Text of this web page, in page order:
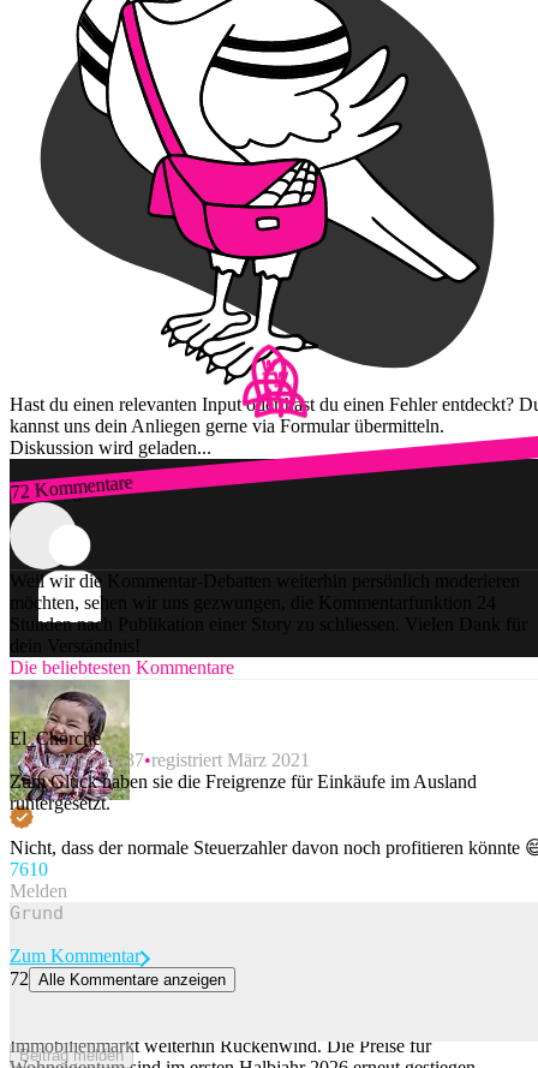
Hast du einen relevanten Input oder hast du einen Fehler entdeckt?
kannst uns dein Anliegen gerne via Formular übermitteln.
Diskussion wird geladen...
72 Kommentare
Zum Login
Weil wir die Kommentar-Debatten weiterhin persönlich moderieren
möchten, sehen wir uns gezwungen, die Kommentarfunktion 24
Stunden nach Publikation einer Story zu schliessen. Vielen Dank für
dein Verständnis!
Die beliebtesten Kommentare
El_Chorche
21.10.2025 16:37 registriert März 2021
Zum Glück haben sie die Freigrenze für Einkäufe im Ausland
runtergesetzt.
Nicht, dass der normale Steuerzahler davon noch profitieren könnte
7610
Melden
Beitrag melden
Zum Kommentar
72 Alle Kommentare anzeigen
Immobilienmarkt weiterhin Rückenwind. Die Preise für